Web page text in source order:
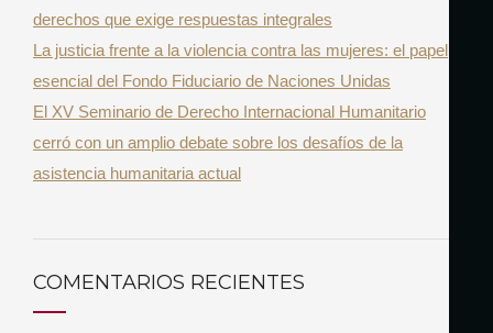
derechos que exige respuestas integrales
La justicia frente a la violencia contra las mujeres: el papel
esencial del Fondo Fiduciario de Naciones Unidas
El XV Seminario de Derecho Internacional Humanitario
cerró con un amplio debate sobre los desafíos de la
asistencia humanitaria actual
COMENTARIOS RECIENTES